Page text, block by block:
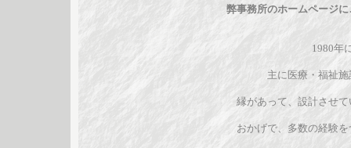
弊事務所のホームページ
1980年
主に医療・福祉
縁があって、設計させ
おかげで、多数の経験